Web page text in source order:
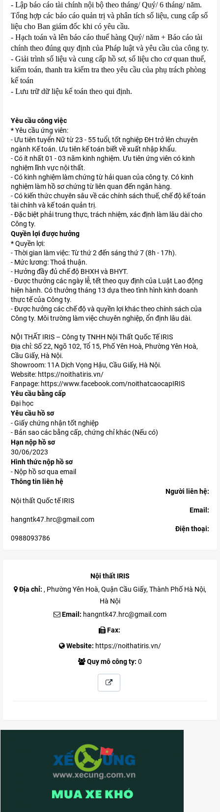
- Lập báo cáo tài chính nội bộ theo tháng/ Quý/ 6 tháng/ năm.
Tổng hợp các báo cáo quản trị và phân tích số liệu, cung cấp số
liệu cho Ban giám đốc khi có yêu cầu.
- Hạch toán và lên báo cáo thuế hàng Quý/ năm + Báo cáo tài
chính theo đúng quy định của Pháp luật và yêu cầu của công ty.
- Giải trình số liệu và cung cấp hồ sơ, số liệu cho cơ quan thuế,
kiểm toán, thanh tra kiểm tra theo yêu cầu của phụ trách phòng
kế toán
- Lưu trữ dữ liệu kế toán theo qui định.
Yêu cầu công việc
* Yêu cầu ứng viên:
- Ưu tiên tuyển Nữ từ 23 - 55 tuổi, tốt nghiệp ĐH trở lên chuyên
ngành Kế toán. Ưu tiên kế toán biết về xuất nhập khẩu.
- Có ít nhất 01 - 03 năm kinh nghiệm. Ưu tiên ứng viên có kinh
nghiệm lĩnh vực nội thất.
- Có kinh nghiệm làm chứng từ hải quan của công ty. Có kinh
nghiệm làm hồ sơ chứng từ liên quan đến ngân hàng.
- Có kiến thức chuyên sâu về các chính sách thuế, chế độ kế toán
tài chính và kế toán quản trị.
- Đặc biệt phải trung thực, trách nhiệm, xác định làm lâu dài cho
Công ty.
Quyền lợi được hưởng
* Quyền lợi:
- Thời gian làm việc: Từ thứ 2 đến sáng thứ 7 (8h - 17h).
- Mức lương: Thoả thuận.
- Hưởng đầy đủ chế độ BHXH và BHYT.
- Được thưởng các ngày lễ, tết theo quy định của Luật Lao động
hiện hành. Có thưởng tháng 13 dựa theo tình hình kinh doanh
thực tế của Công ty.
- Được hưởng các chế độ và quyền lợi khác theo chính sách của
Công ty. Môi trường làm việc chuyên nghiệp, ổn định lâu dài.
NỘI THẤT IRIS – Công ty TNHH Nội Thất Quốc Tế IRIS
Địa chỉ: Số 22, Ngõ 102, Tổ 15, Phố Yên Hoà, Phường Yên Hoà,
Cầu Giấy, Hà Nội.
Showroom: 11A Dịch Vọng Hậu, Cầu Giấy, Hà Nội.
Website: https://noithatiris.vn/
Fanpage: https://www.facebook.com/noithatcaocapIRIS
Yêu cầu bằng cấp
Đại học
Yêu cầu hồ sơ
- Giấy chứng nhận tốt nghiệp
- Bản sao các bằng cấp, chứng chỉ khác (Nếu có)
Hạn nộp hồ sơ
30/06/2023
Hình thức nộp hồ sơ
- Nộp hồ sơ qua email
Thông tin liên hệ
Người liên hệ:
Nội thất Quốc tế IRIS
Email:
hangntk47.hrc@gmail.com
Điện thoại:
0988093786
Nội thất IRIS
Địa chỉ: , Phường Yên Hoà, Quận Cầu Giấy, Thành Phố Hà Nội,
Hà Nội
Email: hangntk47.hrc@gmail.com
Fax:
Website: https://noithatiris.vn/
Quy mô công ty: 0